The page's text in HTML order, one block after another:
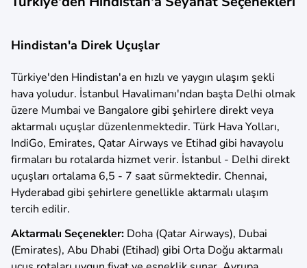
Hindistan'a Direk Uçuşlar
Türkiye'den Hindistan'a en hızlı ve yaygın ulaşım şekli
hava yoludur. İstanbul Havalimanı'ndan başta Delhi olmak
üzere Mumbai ve Bangalore gibi şehirlere direkt veya
aktarmalı uçuşlar düzenlenmektedir. Türk Hava Yolları,
IndiGo, Emirates, Qatar Airways ve Etihad gibi havayolu
firmaları bu rotalarda hizmet verir. İstanbul - Delhi direkt
uçuşları ortalama 6,5 - 7 saat sürmektedir. Chennai,
Hyderabad gibi şehirlere genellikle aktarmalı ulaşım
tercih edilir.
Aktarmalı Seçenekler: Doha (Qatar Airways), Dubai
(Emirates), Abu Dhabi (Etihad) gibi Orta Doğu aktarmalı